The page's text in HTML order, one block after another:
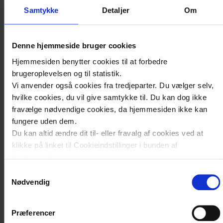
Samtykke Detaljer Om
Denne hjemmeside bruger cookies
Hjemmesiden benytter cookies til at forbedre
brugeroplevelsen og til statistik.
Vi anvender også cookies fra tredjeparter. Du vælger selv,
hvilke cookies, du vil give samtykke til. Du kan dog ikke
fravælge nødvendige cookies, da hjemmesiden ikke kan
fungere uden dem.
Du kan altid ændre dit til- eller fravalg af cookies ved at
klikke på linket til Cookieindstillinger i bunden af
Læs mere om brugen af cookies på vores hjemmeside ved
Læs mere om vores behandling af personoplysningerher.
Nødvendig
Præferencer
vægt på, at fremmødeundervisningen bliver
understøtte samarbejdet omkring TeleKOL.
Undervisningen strækker sig over tre dage.
Læringsmålene for undervisningen
understøtter at der opnås kompetencer og
færdigheder inden for sundhedspædagogik,
kommunikation, sundhedsteknologi,
organisering og sundhedsfaglig viden særligt
om KOL.
Datoer for undervisning